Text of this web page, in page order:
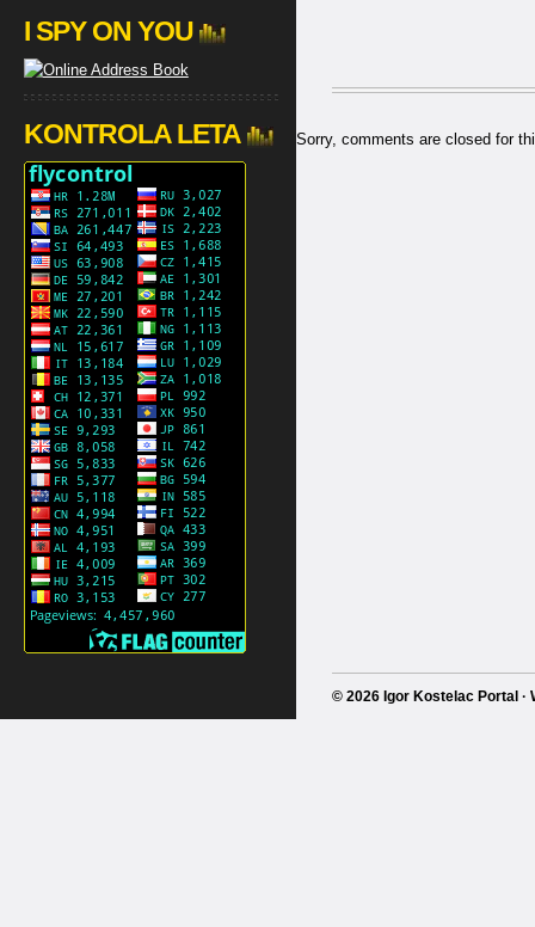
Sorry, comments are closed for
I SPY ON YOU
KONTROLA LETA
© 2026 Igor Kostelac Portal